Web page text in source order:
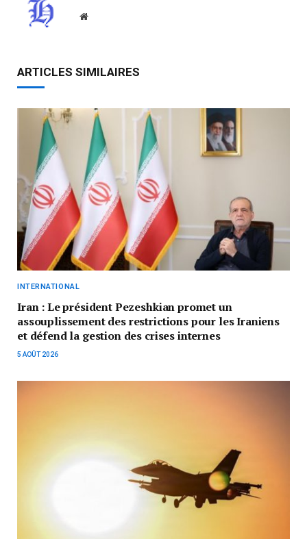
Website
ARTICLES SIMILAIRES
INTERNATIONAL
Iran : Le président Pezeshkian promet un
assouplissement des restrictions pour les Iraniens
et défend la gestion des crises internes
5 AOÛT 2026